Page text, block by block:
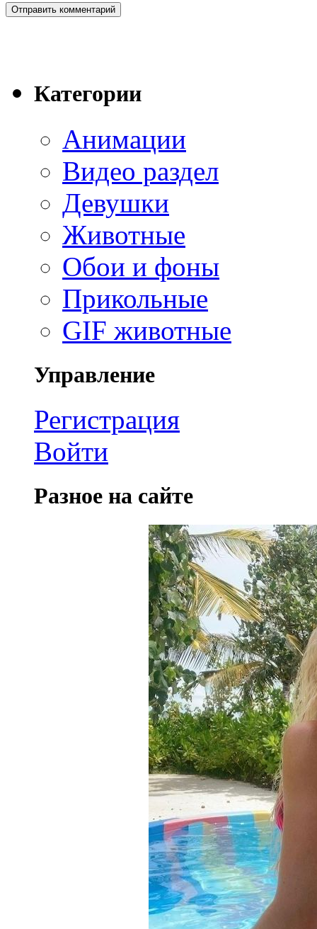
Категории
Анимации
Видео раздел
Девушки
Животные
Обои и фоны
Прикольные
GIF животные
Управление
Регистрация
Войти
Разное на сайте